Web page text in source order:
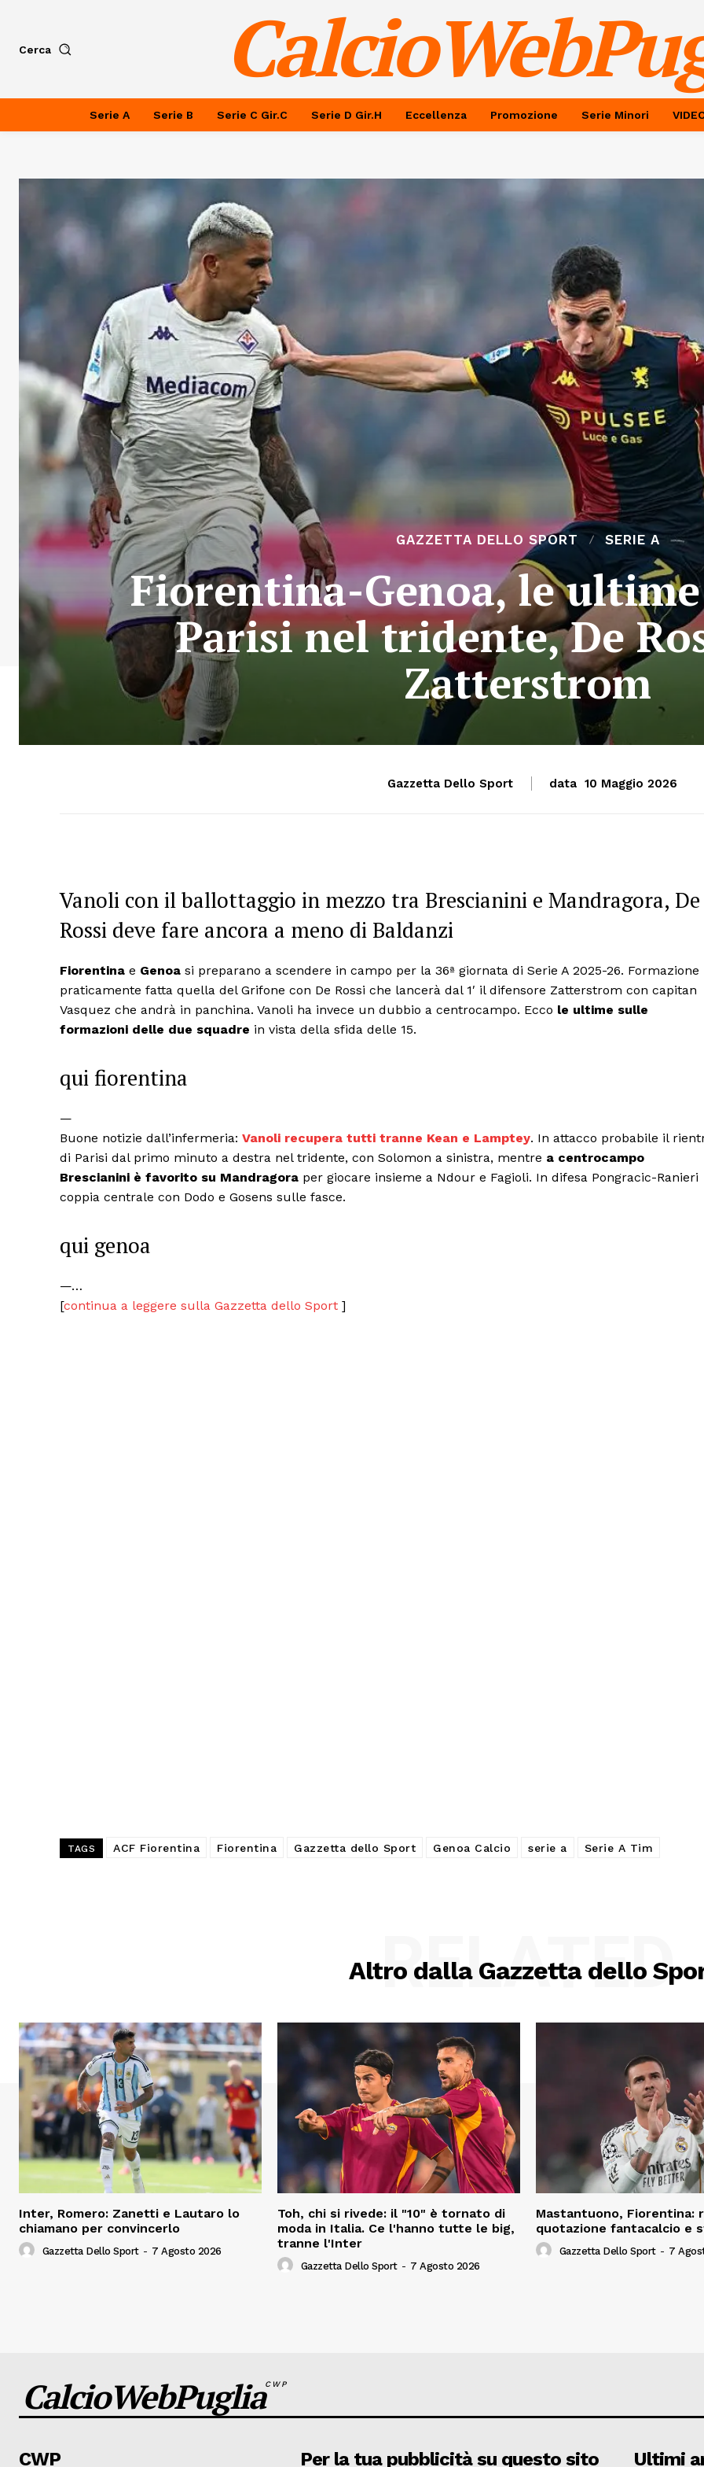
Cerca
Serie A Serie B Serie C Gir.C Serie D Gir.H Eccellenza Promozione Serie Minori
GAZZETTA DELLO SPORT SERIE A
Fiorentina-Genoa, le
Parisi nel tridente, De
Zatterstrom
Gazzetta Dello Sport data 10 Maggio 2026
Vanoli con il ballottaggio in mezzo tra Brescianini e Mandragora, De
Rossi deve fare ancora a meno di Baldanzi
Fiorentina e Genoa si preparano a scendere in campo per la 36ª giornata di Serie A 2025-26. Formazione
praticamente fatta quella del Grifone con De Rossi che lancerà dal 1′ il difensore Zatterstrom con capitan
Vasquez che andrà in panchina. Vanoli ha invece un dubbio a centrocampo. Ecco le ultime sulle
formazioni delle due squadre in vista della sfida delle 15.
qui fiorentina
—
Buone notizie dall’infermeria: Vanoli recupera tutti tranne Kean e Lamptey. In attacco probabile il
di Parisi dal primo minuto a destra nel tridente, con Solomon a sinistra, mentre a centrocampo
Brescianini è favorito su Mandragora per giocare insieme a Ndour e Fagioli. In difesa Pongracic-Ranieri
coppia centrale con Dodo e Gosens sulle fasce.
qui genoa
—…
[continua a leggere sulla Gazzetta dello Sport ]
TAGS ACF Fiorentina Fiorentina Gazzetta dello Sport Genoa Calcio serie a Serie A Tim
Altro dalla Gazzetta dello
RELATED
Inter, Romero: Zanetti e Lautaro lo
chiamano per convincerlo
Gazzetta Dello Sport - 7 Agosto 2026
Toh, chi si rivede: il "10" è tornato di
moda in Italia. Ce l'hanno tutte le big,
tranne l'Inter
Gazzetta Dello Sport - 7 Agosto 2026
Mastantuono, Fiorentina:
quotazione fantacalcio e
Gazzetta Dello Sport - 7
CalcioWebPugliaCWP
CWP Per la tua pubblicità su questo sito Ultimi